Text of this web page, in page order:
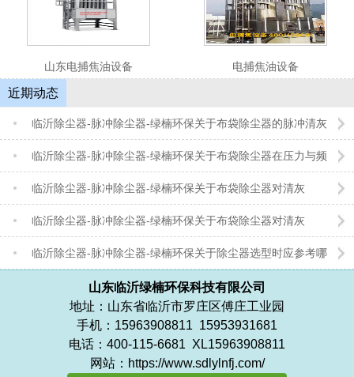
1 2 3 4 5
山东电捕焦油设备 电捕焦油设备
近期动态
临沂除尘器-脉冲除尘器-绿楠环保关于布袋除尘器的脉冲清灰
控制是一门精密的“平衡艺术”
临沂除尘器-脉冲除尘器-绿楠环保关于布袋除尘器在压力与频
次之间寻求最佳平衡点
临沂除尘器-脉冲除尘器-绿楠环保关于布袋除尘器对清灰
的“节奏”控制
临沂除尘器-脉冲除尘器-绿楠环保关于布袋除尘器对清灰
的“力道”把控
临沂除尘器-脉冲除尘器-绿楠环保关于除尘器选型时应参考哪
山东临沂绿楠环保科技有限公司
地址：山东省临沂市罗庄区傅庄工业园
手机：15963908811 15953931681
电话：400-115-6681 XL15963908811
网站：https://www.sdlylnfj.com/